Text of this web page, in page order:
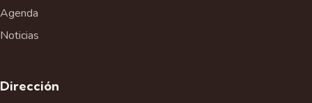
Agenda
Noticias
Dirección